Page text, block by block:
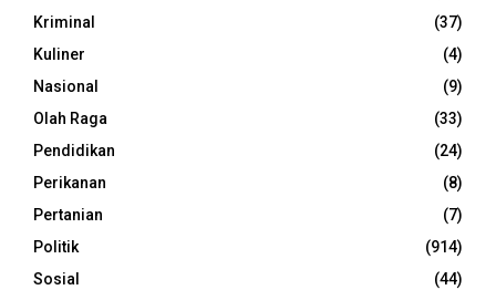
Kriminal
(37)
Kuliner
(4)
Nasional
(9)
Olah Raga
(33)
Pendidikan
(24)
Perikanan
(8)
Pertanian
(7)
Politik
(914)
Sosial
(44)